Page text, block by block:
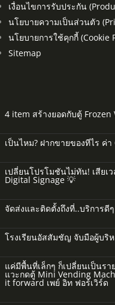
เงื่อนไขการรับประกัน
นโยบายความเป็นส่วนตัว
นโยบายการใช้คุกกี้ (Cookie
Sitemap
4 item สร้างยอดกับตู้
เป็นไหม? ฝากขายของทีไร ค่
เปลี่ยนโปรโมชันไม่ทัน! เสียเ
Digital Signage 💡
จัดส่งและติดตั้งถึงที่..บริการดีๆ
โรงเรียนอัสสัมชัญ จับมือผู้บริห
แค่มีพื้นที่เล็กๆ ก็เปลี่ยนเป็นร
แวะกดตู้ Mini Vending
it forward เพย์ อิท ฟอร์เวิร์ด